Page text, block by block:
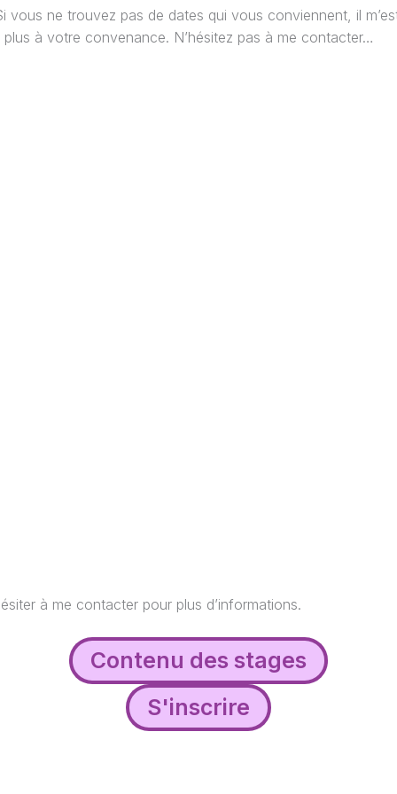
ne trouvez pas de dates qui vous conviennent, il
à votre convenance. N’hésitez pas à me contacter…
à me contacter pour plus d’informations.
Contenu des stages
S'inscrire